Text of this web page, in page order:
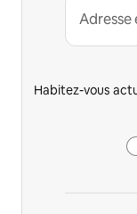
Adresse
Habitez-vous